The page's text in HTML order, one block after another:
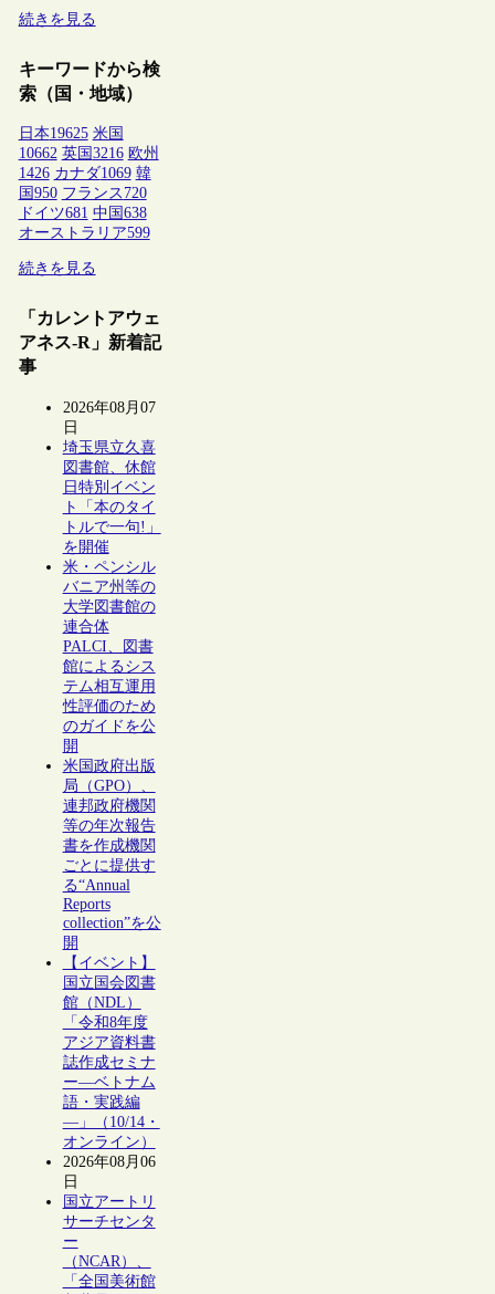
続きを見る
キーワードから検
索（国・地域）
日本19625 米国
10662 英国 3216 欧州
1426 カナダ1069 韓
国 950 フランス 720
ドイツ681 中国 638
オーストラリア599
続きを見る
「カレントアウェ
アネス-R」新着記
事
2026年08月07
日
埼玉県立久喜
図書館、休館
日特別イベン
ト「本のタイ
トルで一句!」
を開催
米・ペンシル
バニア州等の
大学図書館の
連合体
PALCI、図書
館によるシス
テム相互運用
性評価のため
のガイドを公
開
米国政府出版
局（GPO）、
連邦政府機関
等の年次報告
書を作成機関
ごとに提供す
る“Annual
Reports
collection”を公
開
【イベント】
国立国会図書
館（NDL）
「令和8年度
アジア資料書
誌作成セミナ
ー―ベトナム
語・実践編
―」（10/14・
オンライン）
2026年08月06
日
国立アートリ
サーチセンタ
ー
（NCAR）、
「全国美術館